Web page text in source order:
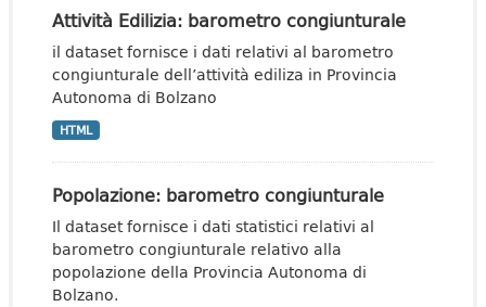
Attività Edilizia: barometro congiunturale
il dataset fornisce i dati relativi al barometro
congiunturale dell’attività ediliza in Provincia
Autonoma di Bolzano
HTML
Popolazione: barometro congiunturale
Il dataset fornisce i dati statistici relativi al
barometro congiunturale relativo alla
popolazione della Provincia Autonoma di
Bolzano.